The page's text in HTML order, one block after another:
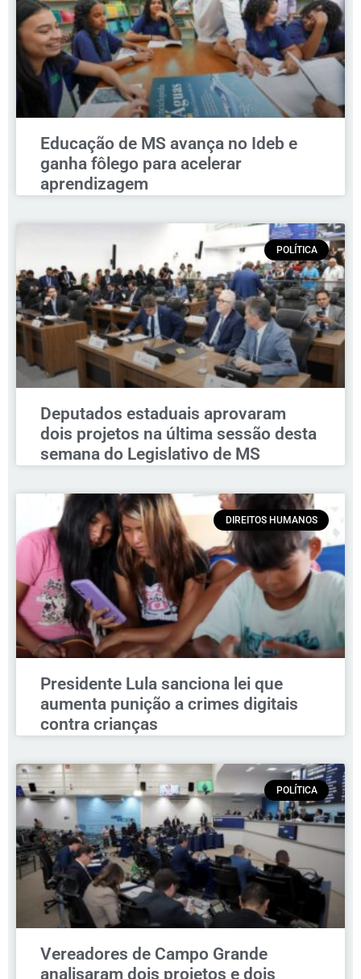
Educação de MS avança no Ideb e
ganha fôlego para acelerar
aprendizagem
POLÍTICA
Deputados estaduais aprovaram
dois projetos na última sessão desta
semana do Legislativo de MS
DIREITOS HUMANOS
Presidente Lula sanciona lei que
aumenta punição a crimes digitais
contra crianças
POLÍTICA
Vereadores de Campo Grande
analisaram dois projetos e dois